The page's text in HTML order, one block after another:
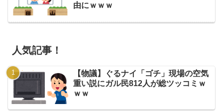
由にｗｗｗ
人気記事！
【物議】ぐるナイ「ゴチ」現場の空気
重い説にガル民812人が総ツッコミｗ
ｗｗ